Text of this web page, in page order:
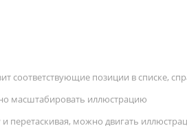
соответствующие позиции в списке,
масштабировать иллюстрацию
перетаскивая, можно двигать